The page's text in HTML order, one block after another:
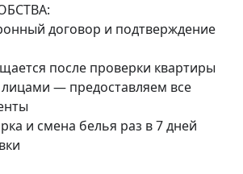
договор и подтверждение
после проверки квартиры
— предоставляем все
и смена белья раз в 7 дней